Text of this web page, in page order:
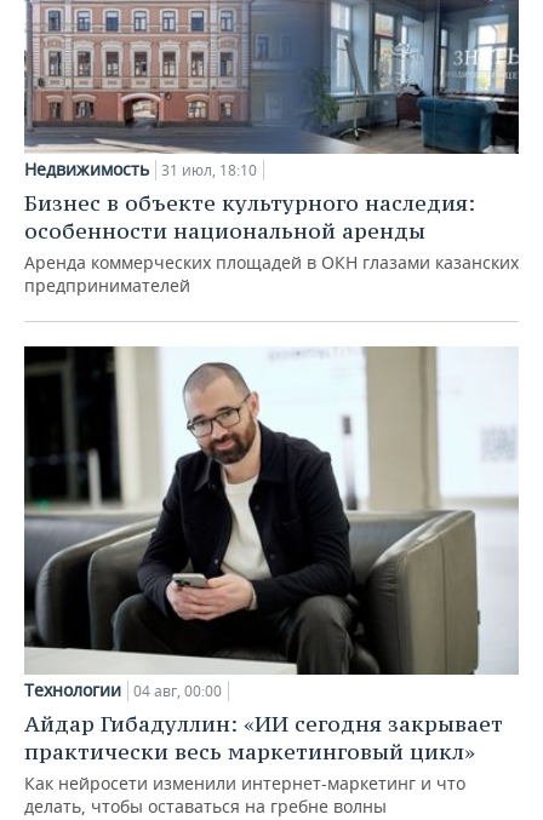
Недвижимость 31 июл, 18:10
Бизнес в объекте культурного наследия:
особенности национальной аренды
Аренда коммерческих площадей в ОКН глазами казанских
предпринимателей
Технологии 04 авг, 00:00
Айдар Гибадуллин: «ИИ сегодня закрывает
практически весь маркетинговый цикл»
Как нейросети изменили интернет-маркетинг и что
делать, чтобы оставаться на гребне волны